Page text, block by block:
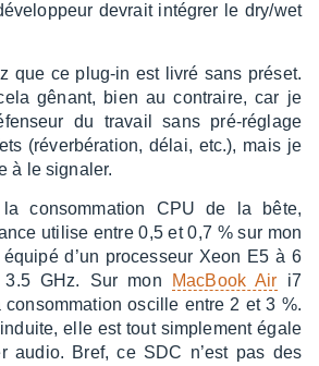
devrait inté­grer le dry/wet
que ce plug-in est livré sans préset.
gênant, bien au contraire, car je
du travail sans pré-réglage
(réver­bé­ra­tion, délai, etc.), mais je
à le signa­ler.
la consom­ma­tion CPU de la bête,
utilise entre 0,5 et 0,7 % sur mon
d’un proces­seur Xeon E5 à 6
GHz. Sur mon
MacBook Air i7
oscille entre 2 et 3 %.
elle est tout simple­ment égale
audio. Bref, ce SDC n’est pas des